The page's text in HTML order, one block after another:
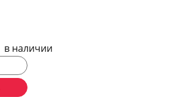
в наличии